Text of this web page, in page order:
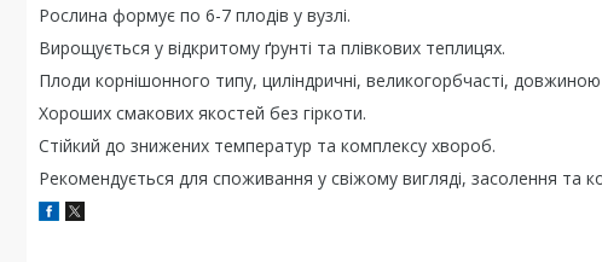
Рослина формує по 6-7 плодів у вузлі.
Вирощується у відкритому ґрунті та плівкових теплицях.
Плоди корнішонного типу, циліндричні, великогорбчасті,
Хороших смакових якостей без гіркоти.
Стійкий до знижених температур та комплексу хвороб.
Рекомендується для споживання у свіжому вигляді, засолення та